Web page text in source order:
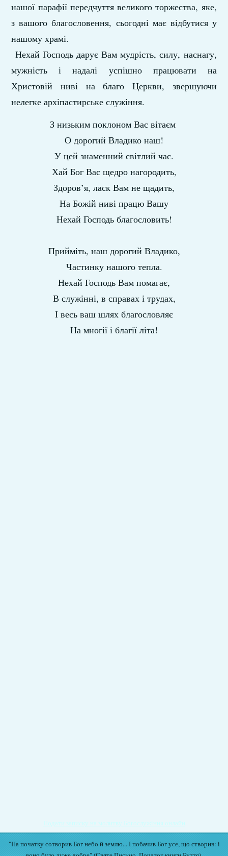
нашої парафії передчуття великого торжества, яке,
з вашого благословення, сьогодні має відбутися у
нашому храмі.
Нехай Господь дарує Вам мудрість, силу, наснагу,
мужність і надалі успішно працювати на
Христовій ниві на благо Церкви, звершуючи
нелегке архіпастирське служіння.
З низьким поклоном Вас вітаєм
О дорогий Владико наш!
У цей знаменний світлий час.
Хай Бог Вас щедро нагородить,
Здоров’я, ласк Вам не щадить,
На Божій ниві працю Вашу
Нехай Господь благословить!
Прийміть, наш дорогий Владико,
Частинку нашого тепла.
Нехай Господь Вам помагає,
В служінні, в справах і трудах,
І весь ваш шлях благословляє
На многії і благії літа!
Подати записку на молитву Богослужіння онлайн
"На початку сотворив Бог небо й землю... І побачив Бог усе, що створив: і